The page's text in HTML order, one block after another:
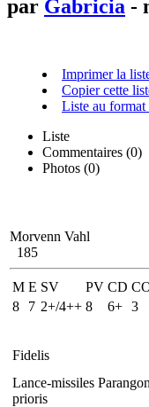
par Gabricia -
Imprimer la
Copier cette
Liste au format
Liste
Commentaires (0)
Photos (0)
Morvenn Vahl
185
M E SV PV CD
8
7 2+/4++ 8 6+ 3
Fidelis
Lance-missiles
prioris